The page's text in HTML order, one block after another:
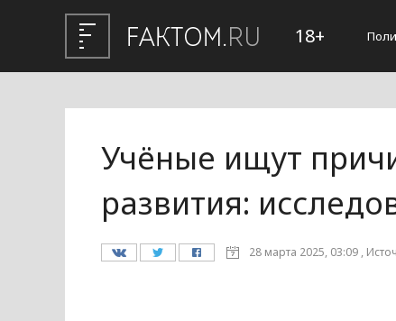
18+
Учёные ищут
развития:
28 марта 2025, 03:09 ,